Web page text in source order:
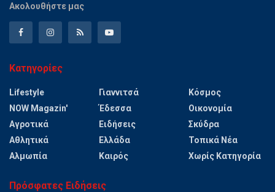
Ακολουθήστε μας
Κατηγορίες
Lifestyle
NOW Magazin'
Αγροτικά
Αθλητικά
Αλμωπία
Γιαννιτσά
Έδεσσα
Ειδήσεις
Ελλάδα
Καιρός
Κόσμος
Οικονομία
Σκύδρα
Τοπικά Νέα
Χωρίς Κατηγορία
Πρόσφατες Ειδήσεις